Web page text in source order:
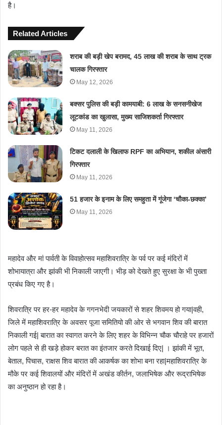
है।
Related Articles
शराब की बड़ी खेप बरामद, 45 लाख की शराब के साथ ट्रक
चालक गिरफ्तार
May 12, 2026
बक्सर पुलिस की बड़ी कामयाबी: 6 लाख के सनसनीखेज
लूटकांड का खुलासा, मुख्य साजिशकर्ता गिरफ्तार
May 11, 2026
टिकट दलाली के खिलाफ RPF का अभियान, शकील अंसारी
गिरफ्तार
May 11, 2026
51 हजार के इनाम के लिए समहुता में गूंजेगा ‘चौका-छक्का’
May 11, 2026
महादेव और मां पार्वती के विवाहोत्सव महाशिवरात्रि के पर्व पर कई मंदिरों में
शोभायात्रा और झांकी भी निकाली जाएगी। भीड़ को देखते हुए सुरक्षा के भी पुख्ता
प्रबंध किए गए है।
शिवरात्रि पर हर-हर महादेव के गगनभेदी जयकारों से शहर शिवमय हो गया|वही,
जिले में महाशिवरात्रि के अवसर पूजा समितियो की ओर से भगवान शिव की बारात
निकाली गई| बारात का स्वागत करने के लिए शहर के विभिन्न चौक चौराहे पर हजारों
लोग पहले से ही खड़े होकर बरात का इंतजार करते दिखाई दिए| । झांकी में भूत,
बेताल, पिचास, राक्षस शिव बारात की आकर्षक का शोभा बना रहा|महाशिवरात्रि के
मौके पर कई शिवालयों और मंदिरों में अखंड कीर्तन, जलाभिषेक और रूद्राभिषेक
का अनुष्ठान हो रहा है।